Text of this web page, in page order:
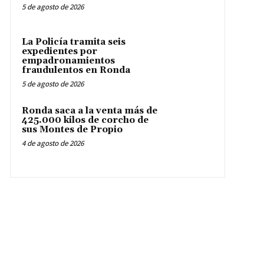
5 de agosto de 2026
La Policía tramita seis
expedientes por
empadronamientos
fraudulentos en Ronda
5 de agosto de 2026
Ronda saca a la venta más de
425.000 kilos de corcho de
sus Montes de Propio
4 de agosto de 2026